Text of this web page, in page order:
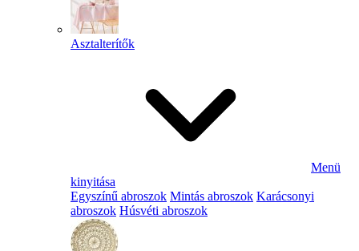
Asztalterítők
Menü
kinyitása
Egyszínű abroszok Mintás abroszok Karácsonyi
abroszok Húsvéti abroszok